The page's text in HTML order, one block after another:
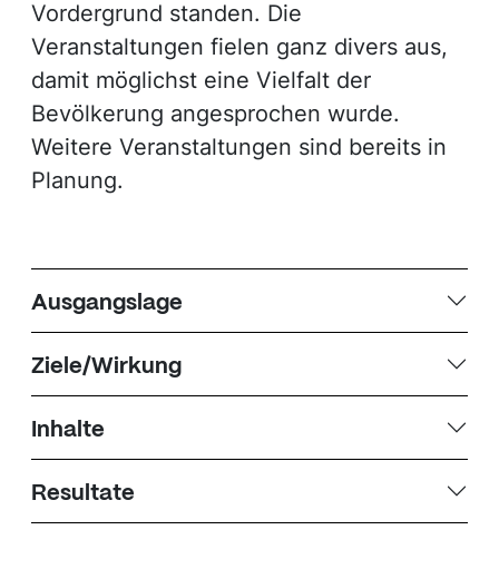
Vordergrund standen. Die
Veranstaltungen fielen ganz divers aus,
damit möglichst eine Vielfalt der
Bevölkerung angesprochen wurde.
Weitere Veranstaltungen sind bereits in
Planung.
Ausgangslage
Ziele/Wirkung
Inhalte
Resultate